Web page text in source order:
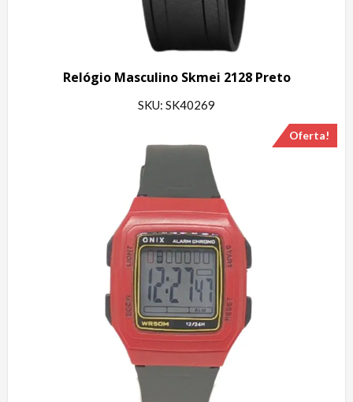
Relógio Masculino Skmei 2128 Preto
SKU: SK40269
Oferta!